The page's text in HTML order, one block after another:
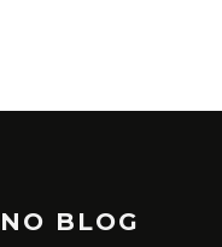
BLOG